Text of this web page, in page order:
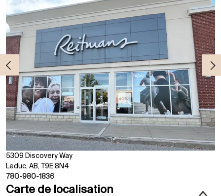
5309 Discovery Way
Leduc, AB, T9E 8N4
780-980-1836
Carte de localisation